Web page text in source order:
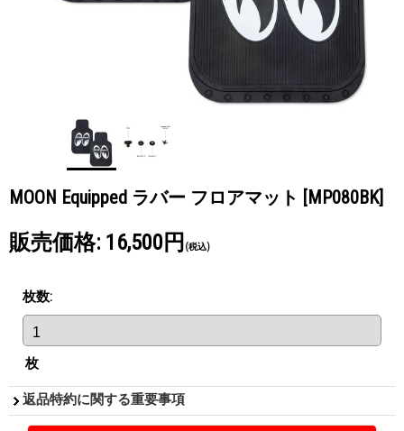
MOON Equipped ラバー フロアマット [MP080BK]
販売価格: 16,500円 (税込)
枚数:
枚
返品特約に関する重要事項